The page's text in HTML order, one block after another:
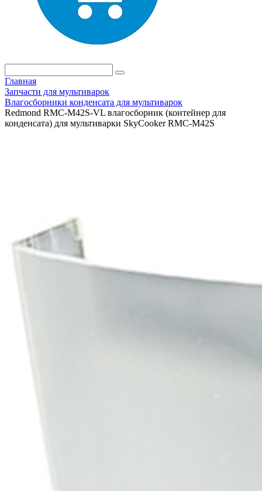
Главная
Запчасти для мультиварок
Влагосборники конденсата для мультиварок
Redmond RMC-M42S-VL влагосборник (контейнер для
конденсата) для мультиварки SkyCooker RMC-M42S